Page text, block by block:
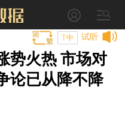
试听
T中
势火热 市场对
论已从降不降